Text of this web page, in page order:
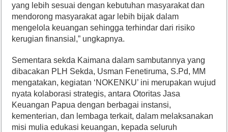
yang lebih sesuai dengan kebutuhan masyarakat dan
mendorong masyarakat agar lebih bijak dalam
mengelola keuangan sehingga terhindar dari risiko
kerugian finansial,” ungkapnya.
Sementara sekda Kaimana dalam sambutannya yang
dibacakan PLH Sekda, Usman Fenetiruma, S.Pd, MM
mengatakan, kegiatan ‘NOKENKU’ ini merupakan wujud
nyata kolaborasi strategis, antara Otoritas Jasa
Keuangan Papua dengan berbagai instansi,
kementerian, dan lembaga terkait, dalam melaksanakan
misi mulia edukasi keuangan, kepada seluruh